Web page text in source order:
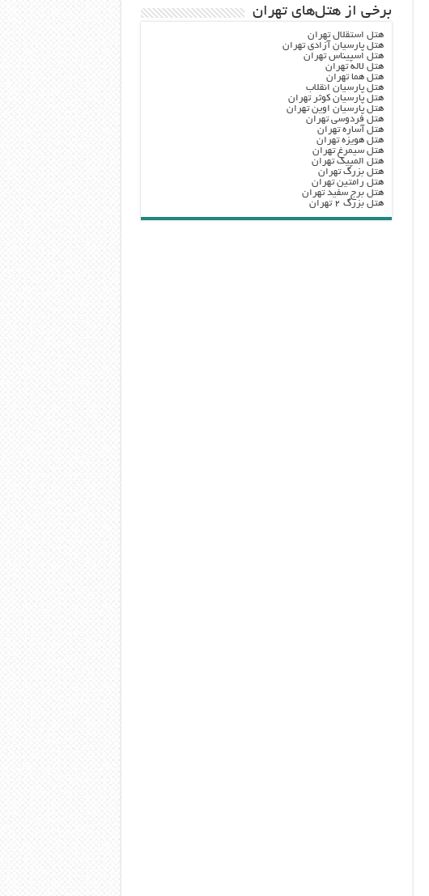
برخی از هتل‌های تهران
هتل استقلال تهران
هتل پارسیان آزادی تهران
هتل اسپیناس تهران
هتل لاله تهران
هتل هما تهران
هتل پارسیان انقلاب
هتل پارسیان کوثر تهران
هتل پارسیان اوین تهران
هتل فردوسی تهران
هتل آساره تهران
هتل هویزه تهران
هتل سیمرغ تهران
هتل المپیک تهران
هتل بزرگ تهران
هتل رامتین تهران
هتل برج سفید تهران
هتل بزرگ ۲ تهران